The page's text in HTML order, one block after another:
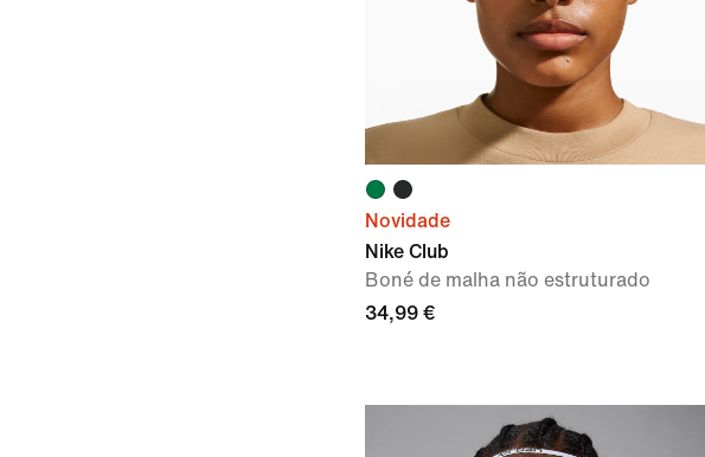
Novidade
Nike Club
Boné de malha não estruturado
34,99 €